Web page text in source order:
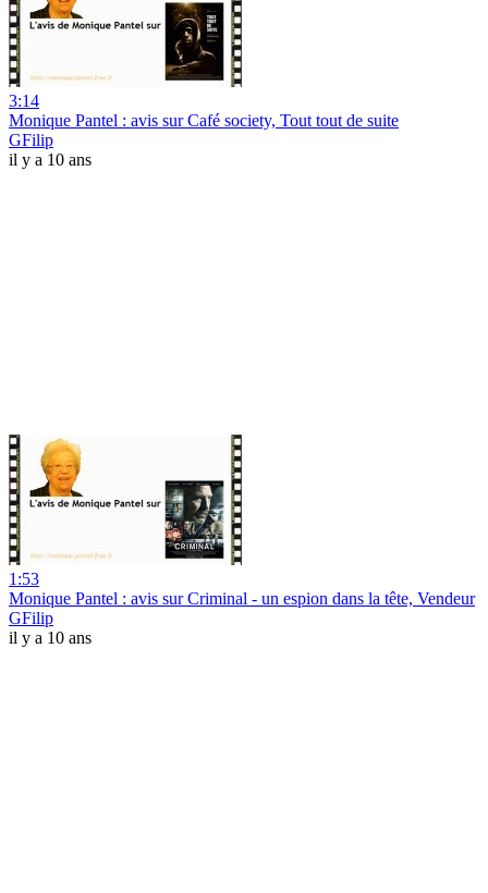
3:14
Monique Pantel : avis sur Café society, Tout tout de suite
GFilip
il y a 10 ans
1:53
Monique Pantel : avis sur Criminal - un espion dans la tête, Vendeur
GFilip
il y a 10 ans